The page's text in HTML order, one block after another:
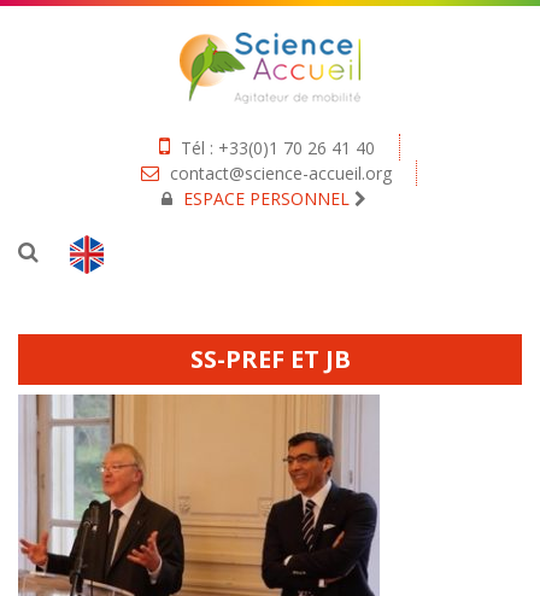
Tél : +33(0)1 70 26 41 40
contact@science-accueil.org
ESPACE PERSONNEL
SS-PREF ET JB